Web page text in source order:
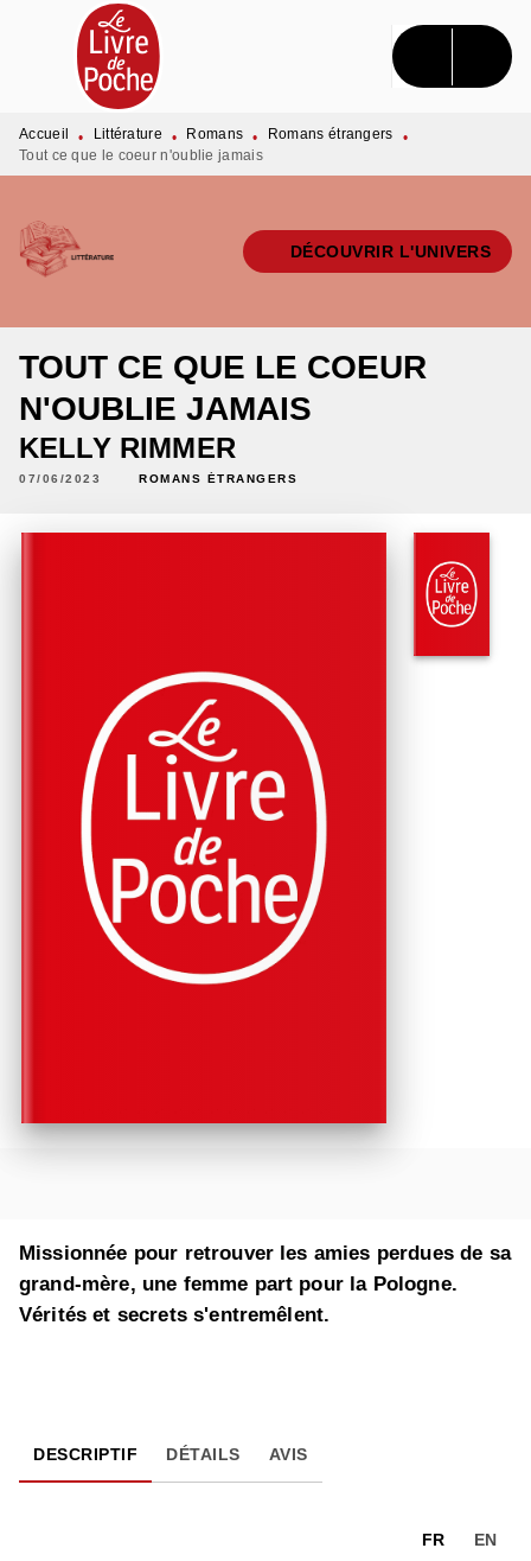
MENU RECHERCHE CONTENU
PIED DE PAGE
Accueil • Littérature • Romans • Romans étrangers
•
Tout ce que le coeur n'oublie jamais
DÉCOUVRIR L'UNIVERS
TOUT CE QUE LE COEUR
N'OUBLIE JAMAIS
KELLY RIMMER
07/06/2023 ROMANS ÉTRANGERS
Missionnée pour retrouver les amies perdues de sa
grand-mère, une femme part pour la Pologne.
Vérités et secrets s'entremêlent.
DESCRIPTIF DÉTAILS AVIS
FR EN